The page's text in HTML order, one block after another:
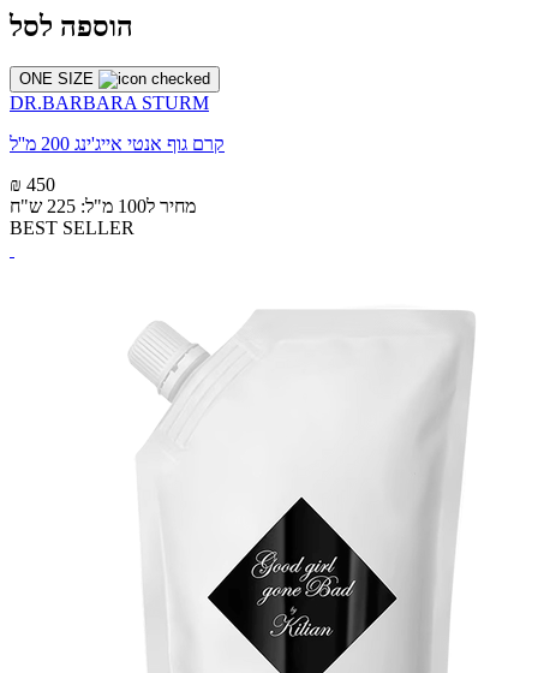
הוספה לסל
ONE SIZE
DR.BARBARA STURM
קרם גוף אנטי אייג'ינג 200 מ''ל
₪ 450
מחיר ל100 מ"ל: 225 ש"ח
BEST SELLER